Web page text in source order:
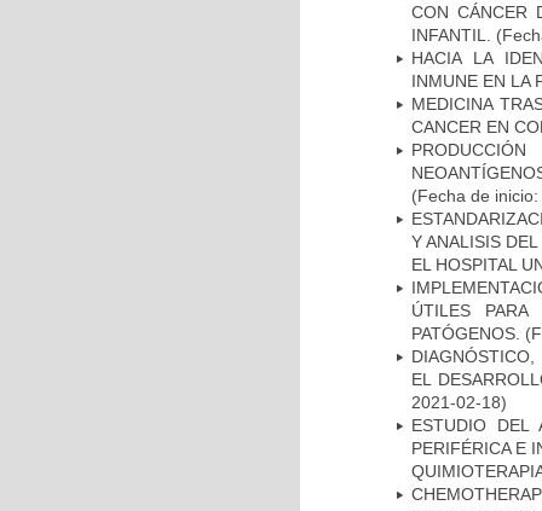
CON CÁNCER
INFANTIL.
HACIA LA
INMUNE EN LA
MEDICINA
CANCER EN
(Fecha de
Y ANALISIS
EL HOSPITAL
ÚTILES
PATÓGENOS.
EL
2021-02-18)
ESTUDIO DEL
PERIFÉRICA E